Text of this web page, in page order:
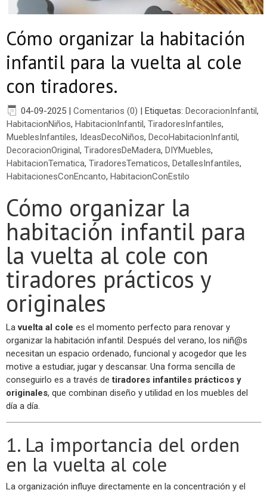
Cómo organizar la habitación
infantil para la vuelta al cole
con tiradores.
04-09-2025 | Comentarios (0) | Etiquetas: DecoracionInfantil,
HabitacionNiños, HabitacionInfantil, TiradoresInfantiles,
MueblesInfantiles, IdeasDecoNiños, DecoHabitacionInfantil,
DecoracionOriginal, TiradoresDeMadera, DIYMuebles,
HabitacionTematica, TiradoresTematicos, DetallesInfantiles,
HabitacionesConEncanto, HabitacionConEstilo
Cómo organizar la
habitación infantil para
la vuelta al cole con
tiradores prácticos y
originales
Lavuelta al cole es el momento perfecto para renovar y
organizar la habitación infantil. Después del verano, los niñ@s
necesitan un espacio ordenado, funcional y acogedor que les
motive a estudiar, jugar y descansar. Una forma sencilla de
conseguirlo es a través detiradores infantiles prácticos y
originales, que combinan diseño y utilidad en los muebles del
día a día.
1. La importancia del orden
en la vuelta al cole
La organización influye directamente en la concentración y el